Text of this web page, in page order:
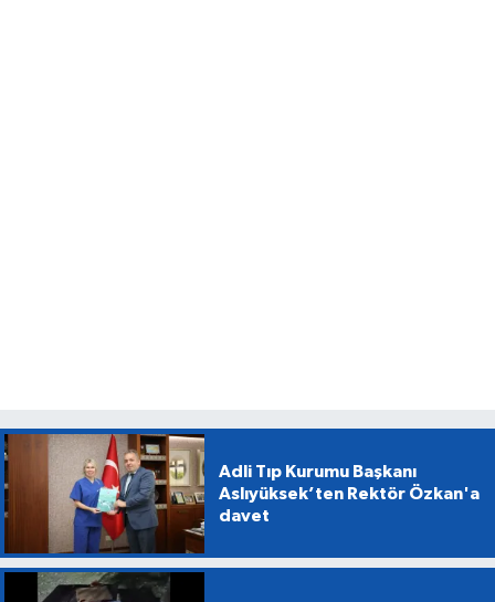
Adli Tıp Kurumu Başkanı
Aslıyüksek’ten Rektör Özkan'a
davet